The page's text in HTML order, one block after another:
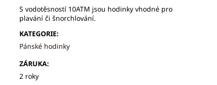
S vodotěsností 10ATM jsou hodinky vhodné pro
plavání či šnorchlování.
KATEGORIE:
Pánské hodinky
ZÁRUKA:
2 roky